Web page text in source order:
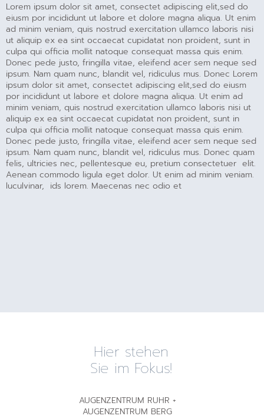
Lorem ipsum dolor sit amet, consectet adipiscing elit,sed do
eiusm por incididunt ut labore et dolore magna aliqua. Ut enim
ad minim veniam, quis nostrud exercitation ullamco laboris nisi
ut aliquip ex ea sint occaecat cupidatat non proident, sunt in
culpa qui officia mollit natoque consequat massa quis enim.
Donec pede justo, fringilla vitae, eleifend acer sem neque sed
ipsum. Nam quam nunc, blandit vel, ridiculus mus. Donec Lorem
ipsum dolor sit amet, consectet adipiscing elit,sed do eiusm
por incididunt ut labore et dolore magna aliqua. Ut enim ad
minim veniam, quis nostrud exercitation ullamco laboris nisi ut
aliquip ex ea sint occaecat cupidatat non proident, sunt in
culpa qui officia mollit natoque consequat massa quis enim.
Donec pede justo, fringilla vitae, eleifend acer sem neque sed
ipsum. Nam quam nunc, blandit vel, ridiculus mus. Donec quam
felis, ultricies nec, pellentesque eu, pretium consectetuer elit.
Aenean commodo ligula eget dolor. Ut enim ad minim veniam.
luculvinar, ids lorem. Maecenas nec odio et
Hier stehen
Sie im Fokus!
AUGENZENTRUM RUHR +
AUGENZENTRUM BERG